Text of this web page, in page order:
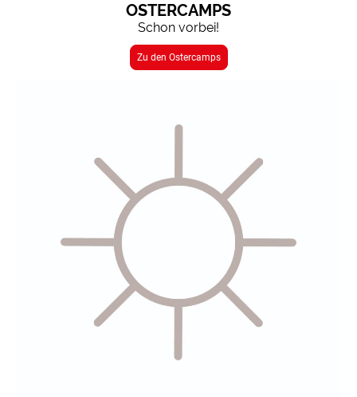
OSTERCAMPS
Schon vorbei!
Zu den Ostercamps